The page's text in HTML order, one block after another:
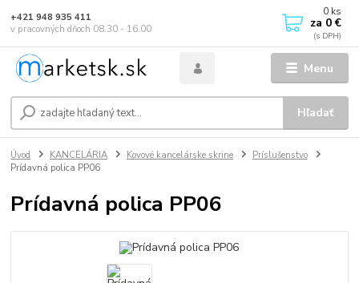
Menu
Hľadať
+421 948 935 411
v pracovných dňoch 08.30 - 16.00
0 ks
za 0 €
Úvod KANCELÁRIA Kovové kancelárske skrine
Príslušenstvo
Prídavná polica PP06
Prídavná polica PP06